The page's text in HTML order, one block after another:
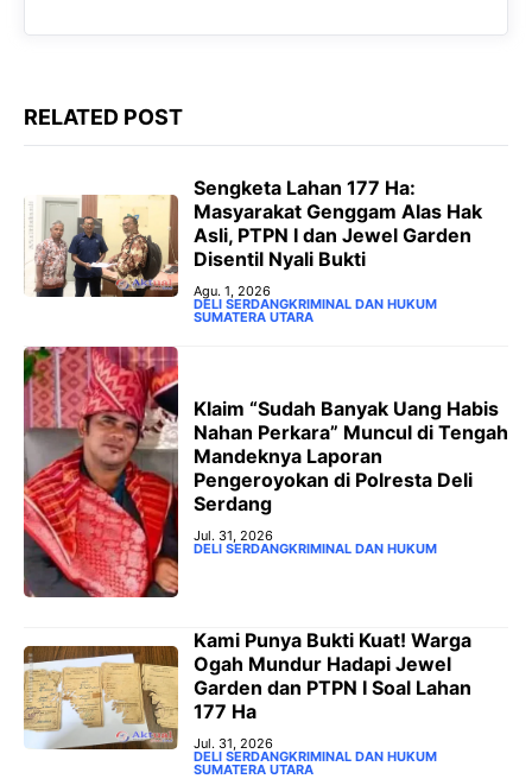
k p
me
RELATED POST
Sengketa Lahan 177 Ha:
Masyarakat Genggam Alas Hak
Asli, PTPN I dan Jewel Garden
Disentil Nyali Bukti
Agu. 1, 2026
DELI SERDANGKRIMINAL DAN HUKUM
SUMATERA UTARA
Klaim “Sudah Banyak Uang Habis
Nahan Perkara” Muncul di Tengah
Mandeknya Laporan
Pengeroyokan di Polresta Deli
Serdang
Jul. 31, 2026
DELI SERDANGKRIMINAL DAN HUKUM
‎Kami Punya Bukti Kuat! Warga
Ogah Mundur Hadapi Jewel
Garden dan PTPN I Soal Lahan
177 Ha
Jul. 31, 2026
DELI SERDANGKRIMINAL DAN HUKUM
SUMATERA UTARA